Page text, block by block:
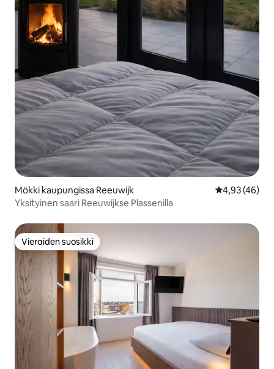
Mökki kaupungissa Reeuwijk
4,93 (46)
Yksityinen saari Reeuwijkse Plassenilla
Vieraiden suosikki
Vieraiden suosikki